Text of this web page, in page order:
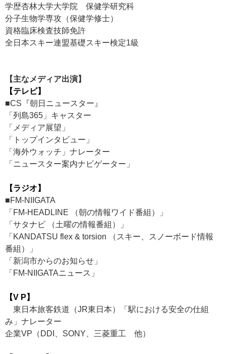
学歴杏林大学大学院 保健学研究科
分子生物学専攻（保健学修士）
資格臨床検査技師免許
全日本スキー連盟基礎スキー検定1級
【主なメディア出演】
【テレビ】
■CS『朝日ニュースター』
「列島365」キャスター
「メディア展望」
「トップインタビュー」
「海外ウォッチ」ナレーター
「ニュースター案内ナビゲーター」
【ラジオ】
■FM-NIIGATA
「FM-HEADLINE （朝の情報ワイド番組）」
「サタナビ （土曜の情報番組）」
「KANDATSU flex & torsion （スキー、スノーボード情報
番組）」
「新潟市からのお知らせ」
「FM-NIIGATAニュース」
【V P】
東日本旅客鉄道（JR東日本）「駅における安全の仕組
み」ナレーター
企業VP（DDI、SONY、三菱重工 他）